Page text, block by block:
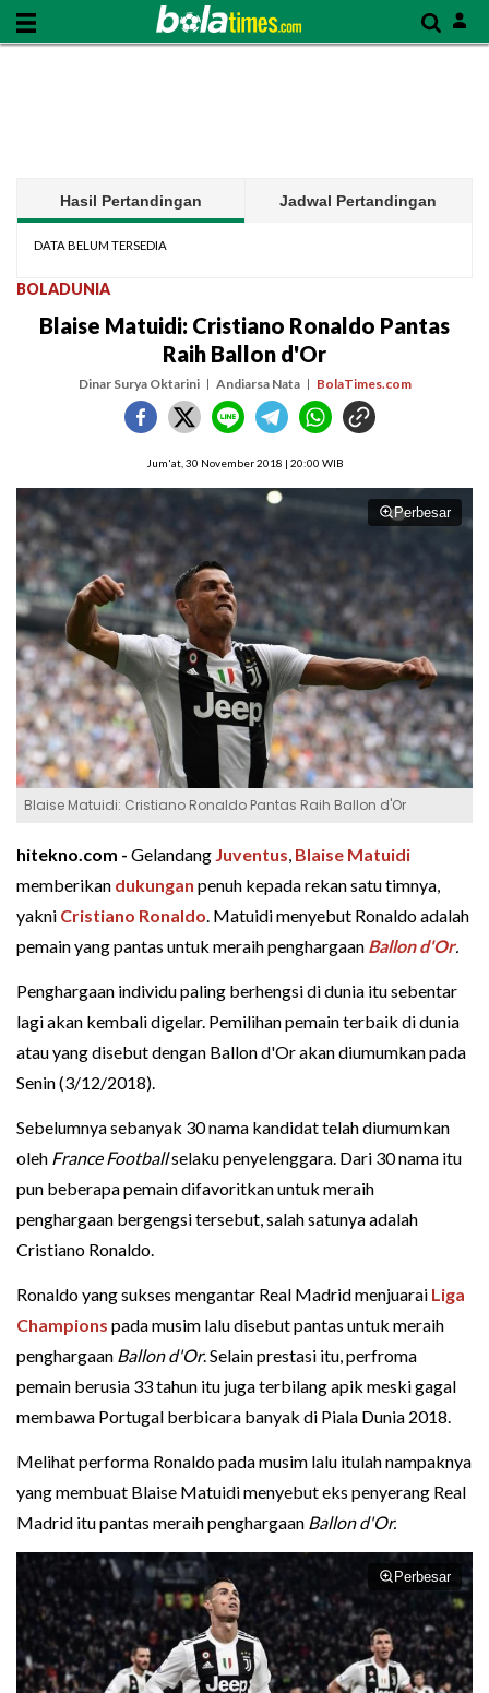
Hasil Pertandingan Jadwal Pertandingan
DATA BELUM TERSEDIA
BOLADUNIA
Blaise Matuidi: Cristiano Ronaldo Pantas
Raih Ballon d'Or
Dinar Surya Oktarini Andiarsa Nata BolaTimes.com
Jum'at, 30 November 2018 | 20:00 WIB
Perbesar
Blaise Matuidi: Cristiano Ronaldo Pantas Raih Ballon d'Or
hitekno.com - Gelandang Juventus, Blaise Matuidi
memberikan dukungan penuh kepada rekan satu timnya,
yakni Cristiano Ronaldo. Matuidi menyebut Ronaldo adalah
pemain yang pantas untuk meraih penghargaan Ballon d'Or.
Penghargaan individu paling berhengsi di dunia itu sebentar
lagi akan kembali digelar. Pemilihan pemain terbaik di dunia
atau yang disebut dengan Ballon d'Or akan diumumkan pada
Senin (3/12/2018).
Sebelumnya sebanyak 30 nama kandidat telah diumumkan
oleh France Footballselaku penyelenggara. Dari 30 nama itu
pun beberapa pemain difavoritkan untuk meraih
penghargaan bergengsi tersebut, salah satunya adalah
Cristiano Ronaldo.
Ronaldo yang sukses mengantar Real Madrid menjuarai Liga
Champions pada musim lalu disebut pantas untuk meraih
penghargaan Ballon d'Or. Selain prestasi itu, perfroma
pemain berusia 33 tahun itu juga terbilang apik meski gagal
membawa Portugal berbicara banyak di Piala Dunia 2018.
Melihat performa Ronaldo pada musim lalu itulah nampaknya
yang membuat Blaise Matuidi menyebut eks penyerang Real
Madrid itu pantas meraih penghargaan Ballon d'Or.
Perbesar